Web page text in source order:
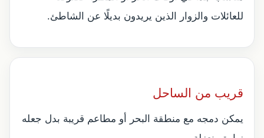
للعائلات والزوار الذين يريدون بديلًا عن الشاطئ.
قريب من الساحل
يمكن دمجه مع منطقة البحر أو مطاعم قريبة بدل جعله